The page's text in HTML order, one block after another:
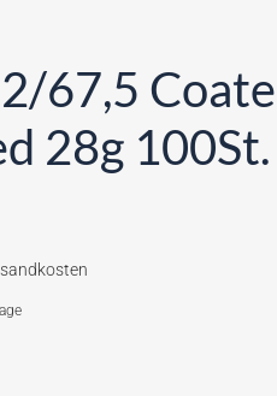
67,5
28g 100St.